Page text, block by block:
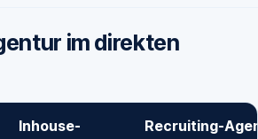
im direkten
Inhouse-
Recruiting-